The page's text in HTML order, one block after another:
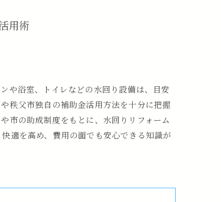
用術
や浴室、トイレなどの水回り設備は、目安
秩父市独自の補助金活用方法を十分に把握
市の助成制度をもとに、水回りリフォーム
適を高め、費用の面でも安心できる知識が